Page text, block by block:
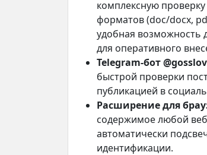
комплексную
форматов (doc/docx,
удобная возможность
для оперативного
Telegram-бот
быстрой проверки
публикацией в
Расширение для
содержимое любой
автоматически
идентификации.